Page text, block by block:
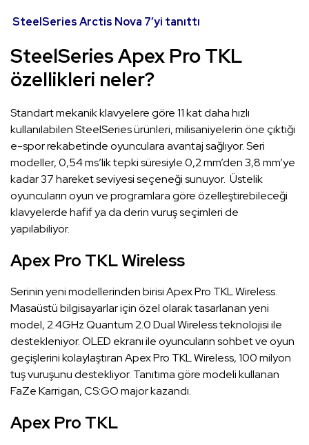
SteelSeries Arctis Nova 7’yi tanıttı
SteelSeries Apex Pro TKL
özellikleri neler?
Standart mekanik klavyelere göre 11 kat daha hızlı
kullanılabilen SteelSeries ürünleri, milisaniyelerin öne çıktığı
e-spor rekabetinde oyunculara avantaj sağlıyor. Seri
modeller, 0,54 ms’lik tepki süresiyle 0,2 mm’den 3,8 mm’ye
kadar 37 hareket seviyesi seçeneği sunuyor. Üstelik
oyuncuların oyun ve programlara göre özelleştirebileceği
klavyelerde hafif ya da derin vuruş seçimleri de
yapılabiliyor.
Apex Pro TKL Wireless
Serinin yeni modellerinden birisi Apex Pro TKL Wireless.
Masaüstü bilgisayarlar için özel olarak tasarlanan yeni
model, 2.4GHz Quantum 2.0 Dual Wireless teknolojisi ile
destekleniyor. OLED ekranı ile oyuncuların sohbet ve oyun
geçişlerini kolaylaştıran Apex Pro TKL Wireless, 100 milyon
tuş vuruşunu destekliyor. Tanıtıma göre modeli kullanan
FaZe Karrigan, CS:GO major kazandı.
Apex Pro TKL